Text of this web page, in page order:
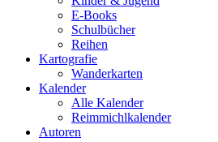
E-Books
Schulbücher
Reihen
Kartografie
Wanderkarten
Kalender
Alle Kalender
Reimmichlkalender
Autoren